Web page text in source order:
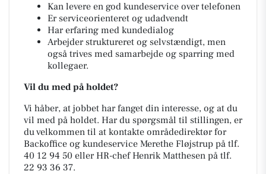
Kan levere en god kundeservice over telefonen
Er serviceorienteret og udadvendt
Har erfaring med kundedialog
Arbejder struktureret og selvstændigt, men
også trives med samarbejde og sparring med
kollegaer.
Vil du med på holdet?
Vi håber, at jobbet har fanget din interesse, og at du
vil med på holdet. Har du spørgsmål til stillingen, er
du velkommen til at kontakte områdedirektør for
Backoffice og kundeservice Merethe Fløjstrup på tlf.
40 12 94 50 eller HR-chef Henrik Matthesen på tlf.
22 93 36 37.